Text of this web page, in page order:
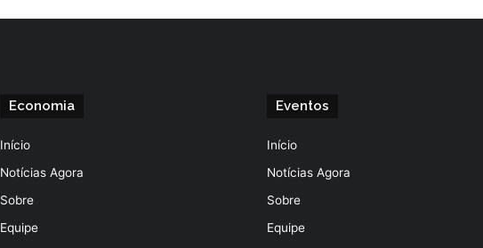
Economia
Início
Notícias Agora
Sobre
Equipe
Eventos
Início
Notícias Agora
Sobre
Equipe